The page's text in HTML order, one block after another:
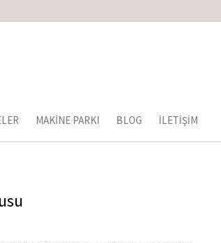
MAKINE PARKI BLOG İLETIŞIM